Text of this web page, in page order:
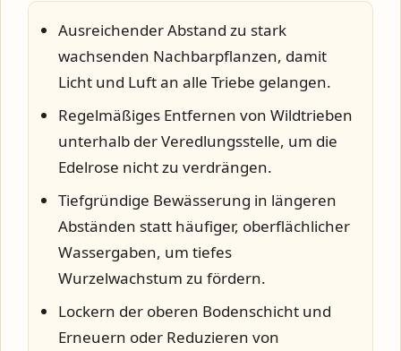
Ausreichender Abstand zu stark
wachsenden Nachbarpflanzen, damit
Licht und Luft an alle Triebe gelangen.
Regelmäßiges Entfernen von Wildtrieben
unterhalb der Veredlungsstelle, um die
Edelrose nicht zu verdrängen.
Tiefgründige Bewässerung in längeren
Abständen statt häufiger, oberflächlicher
Wassergaben, um tiefes
Wurzelwachstum zu fördern.
Lockern der oberen Bodenschicht und
Erneuern oder Reduzieren von